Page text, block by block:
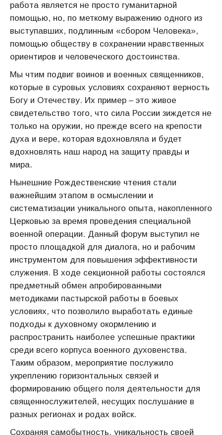
работа является не просто гуманитарной
помощью, но, по меткому выражению одного из
выступавших, подлинным «сбором Человека»,
помощью обществу в сохранении нравственных
ориентиров и человеческого достоинства.
Мы чтим подвиг воинов и военных священников,
которые в суровых условиях сохраняют верность
Богу и Отечеству. Их пример – это живое
свидетельство того, что сила России зиждется не
только на оружии, но прежде всего на крепости
духа и вере, которая вдохновляла и будет
вдохновлять наш народ на защиту правды и
мира.
Нынешние Рождественские чтения стали
важнейшим этапом в осмыслении и
систематизации уникального опыта, накопленного
Церковью за время проведения специальной
военной операции. Данный форум выступил не
просто площадкой для диалога, но и рабочим
инструментом для повышения эффективности
служения. В ходе секционной работы состоялся
предметный обмен апробированными
методиками пастырской работы в боевых
условиях, что позволило выработать единые
подходы к духовному окормлению и
распространить наиболее успешные практики
среди всего корпуса военного духовенства.
Таким образом, мероприятие послужило
укреплению горизонтальных связей и
формированию общего поля деятельности для
священнослужителей, несущих послушание в
разных регионах и родах войск.
Сохраняя самобытность, уникальность своей